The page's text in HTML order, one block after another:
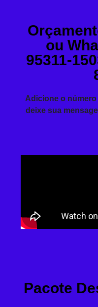
ou
95311-
Adicione o
deixe sua
Pacote